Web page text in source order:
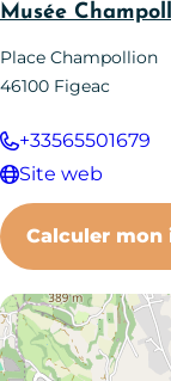
Musée
Place Champollion
46100 Figeac
+33565501679
Site web
Calculer mon